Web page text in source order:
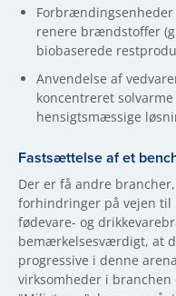
renere brændstoffer
biobaserede
Anvendelse af
koncentreret solvarme
hensigtsmæssige
Fastsættelse af et
Der er få andre
forhindringer på vejen
fødevare- og
bemærkelsesværdigt, at
progressive i denne
virksomheder i branchen